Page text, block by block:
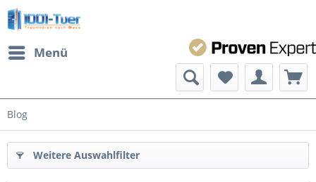
Menü
Blog
Weitere Auswahlfilter